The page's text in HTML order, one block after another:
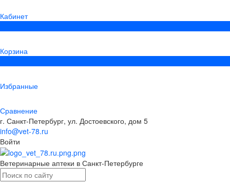
Кабинет
Корзина
Избранные
Сравнение
г. Санкт-Петербург, ул. Достоевского, дом 5
info@vet-78.ru
Войти
Ветеринарные аптеки в Санкт-Петербурге